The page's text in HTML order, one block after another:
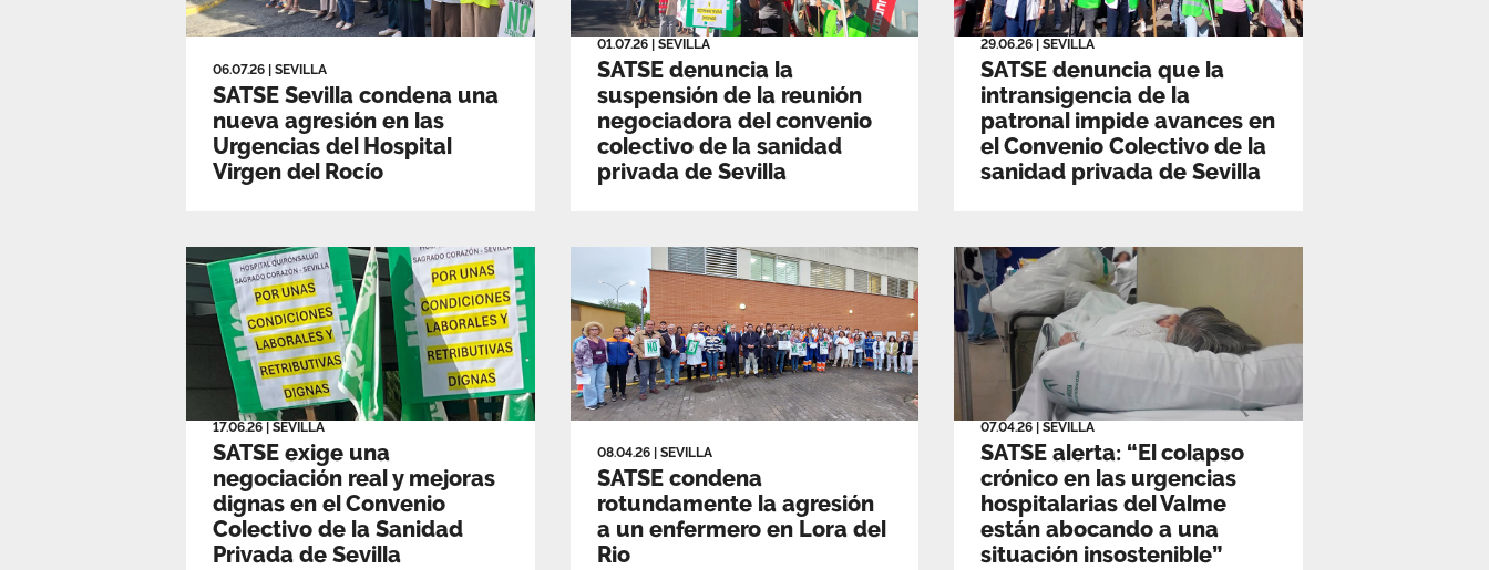
06.07.26 | SEVILLA
SATSE Sevilla condena una
nueva agresión en las
Urgencias del Hospital
Virgen del Rocío
01.07.26 | SEVILLA
SATSE denuncia la
suspensión de la reunión
negociadora del convenio
colectivo de la sanidad
privada de Sevilla
29.06.26 |SEVILLA
SATSE denuncia que la
intransigencia de la
patronal impide avances en
el Convenio Colectivo de la
sanidad privada de Sevilla
17.06.26 SEVILLA
SATSE exige una
negociación real y mejoras
dignas en el Convenio
Colectivo de la Sanidad
Privada de Sevilla
08.04.26 SEVILLA
SATSE condena
rotundamente la agresión
a un enfermero en Lora del
Rio
07.04.26 |SEVILLA
SATSE alerta: “El colapso
crónico en las urgencias
hospitalarias del Valme
están abocando a una
situación insostenible”